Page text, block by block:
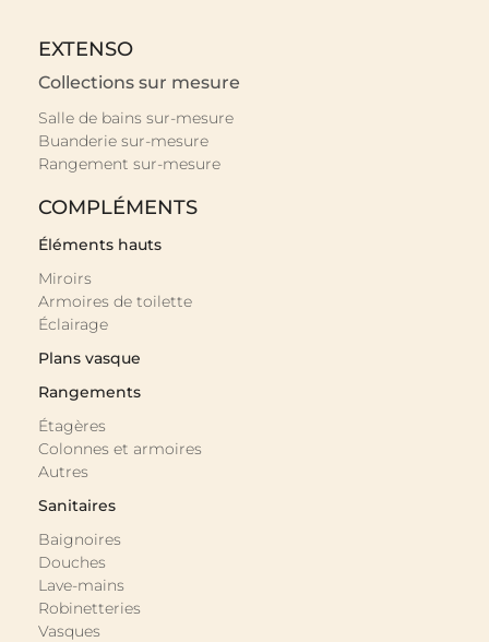
EXTENSO
Collections sur mesure
Salle de bains sur-mesure
Buanderie sur-mesure
Rangement sur-mesure
COMPLÉMENTS
Éléments hauts
Miroirs
Armoires de toilette
Éclairage
Plans vasque
Rangements
Étagères
Colonnes et armoires
Autres
Sanitaires
Baignoires
Douches
Lave-mains
Robinetteries
Vasques